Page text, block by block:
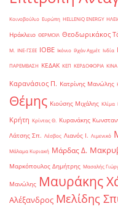
Κοινοβούλιο Ευρώπη ΗELLENiQ ENERGY
Ηράκλειο ΘΕΡΜΟΙΛ Θεοδωρικάκος
Μ. ΙΝΕ-ΓΣΕΕ ΙΟΒΕ Ικόνιο Ιλχάν Αχμέτ Ινδία
ΠΑΡΕΜΒΑΣΗ ΚΕΔΑΚ ΚΕΠ ΚΕΡΔΟΦΟΡΙΑ ΚΙΝΑ
Καρανάσιος Π. Κατρίνης Μανώλης
Θέμης Κιούσης Μιχάλης Κλίμα
Κρήτη Κρίντας Θ. Κυρανάκης
Λάτσης Σπ. Λέσβος Λιανός Ι. Λιμενικό
Μάλαμα Κυριακή Μάρδας Δ.
Μαρκόπουλος Δημήτρης Μασαλής
Μανώλης Μαυράκης
Αλέξανδρος Μελίδης